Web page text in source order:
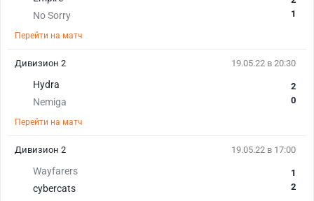
No Sorry
1
Перейти на матч
19.05.22 в 20:30
Hydra
Nemiga
2
0
Перейти на матч
Дивизион 2
19.05.22 в 17:00
Wayfarers
cybercats
1
2
Дивизион 2